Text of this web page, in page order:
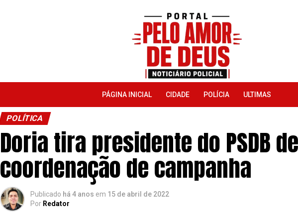
PÁGINA INICIAL CIDADE POLÍCIA ULTIMAS
POLÍTICA
Doria tira presidente do PSDB
coordenação de campanha
Publicado há 4 anos em 15 de abril de 2022
Por Redator